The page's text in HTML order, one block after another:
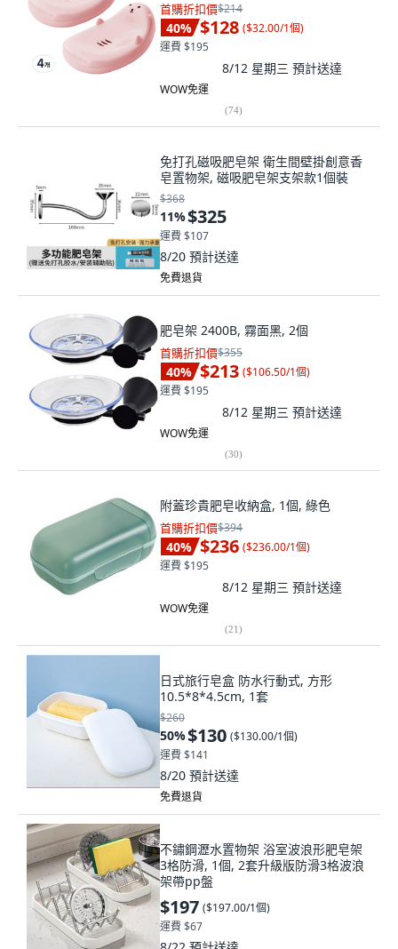
首購折扣價$214
40% $128 ($32.00/1個)
運費 $195
8/12 星期三 預計送達
WOW免運
(74)
免打孔磁吸肥皂架 衛生間壁掛創意香
皂置物架, 磁吸肥皂架支架款1個裝
$368
11%$325
運費 $107
8/20 預計送達
免費退貨
肥皂架 2400B, 霧面黑, 2個
首購折扣價$355
40% $213 ($106.50/1個)
運費 $195
8/12 星期三 預計送達
WOW免運
(30)
附蓋珍貴肥皂收納盒, 1個, 綠色
首購折扣價$394
40% $236 ($236.00/1個)
運費 $195
8/12 星期三 預計送達
WOW免運
(21)
日式旅行皂盒 防水行動式, 方形
10.5*8*4.5cm, 1套
$260
50%$130 ($130.00/1個)
運費 $141
8/20 預計送達
免費退貨
不鏽鋼瀝水置物架 浴室波浪形肥皂架
3格防滑, 1個, 2套升級版防滑3格波浪
架帶pp盤
$197 ($197.00/1個)
運費 $67